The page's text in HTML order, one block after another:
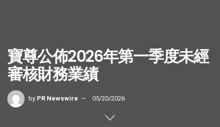
寶尊公佈2026年第一季度未經
審核財務業績
by PR Newswire 05/20/2026